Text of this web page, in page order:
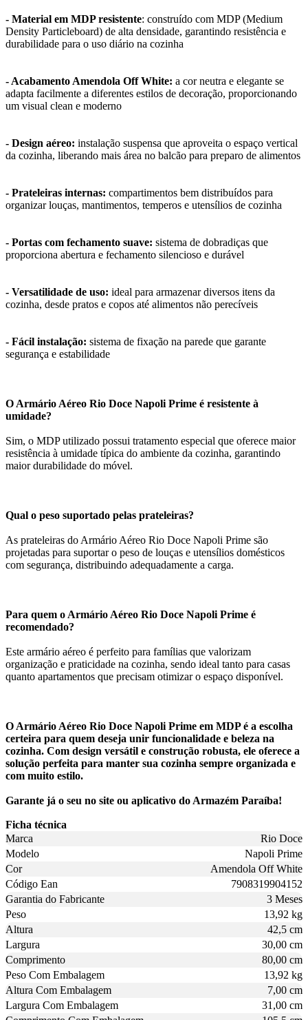
- Material em MDP resistente: construído com MDP (Medium
Density Particleboard) de alta densidade, garantindo resistência e
durabilidade para o uso diário na cozinha
- Acabamento Amendola Off White: a cor neutra e elegante se
adapta facilmente a diferentes estilos de decoração, proporcionando
um visual clean e moderno
- Design aéreo: instalação suspensa que aproveita o espaço vertical
da cozinha, liberando mais área no balcão para preparo de alimentos
- Prateleiras internas: compartimentos bem distribuídos para
organizar louças, mantimentos, temperos e utensílios de cozinha
- Portas com fechamento suave: sistema de dobradiças que
proporciona abertura e fechamento silencioso e durável
- Versatilidade de uso: ideal para armazenar diversos itens da
cozinha, desde pratos e copos até alimentos não perecíveis
- Fácil instalação: sistema de fixação na parede que garante
segurança e estabilidade
O Armário Aéreo Rio Doce Napoli Prime é resistente à
umidade?
Sim, o MDP utilizado possui tratamento especial que oferece maior
resistência à umidade típica do ambiente da cozinha, garantindo
maior durabilidade do móvel.
Qual o peso suportado pelas prateleiras?
As prateleiras do Armário Aéreo Rio Doce Napoli Prime são
projetadas para suportar o peso de louças e utensílios domésticos
com segurança, distribuindo adequadamente a carga.
Para quem o Armário Aéreo Rio Doce Napoli Prime é
recomendado?
Este armário aéreo é perfeito para famílias que valorizam
organização e praticidade na cozinha, sendo ideal tanto para casas
quanto apartamentos que precisam otimizar o espaço disponível.
O Armário Aéreo Rio Doce Napoli Prime em MDP é a escolha
certeira para quem deseja unir funcionalidade e beleza na
cozinha. Com design versátil e construção robusta, ele oferece a
solução perfeita para manter sua cozinha sempre organizada e
com muito estilo.
Garante já o seu no site ou aplicativo do Armazém Paraíba!
Ficha técnica
Marca
Rio Doce
Modelo
Napoli Prime
Cor
Amendola Off White
Código Ean
7908319904152
Garantia do Fabricante
3 Meses
Peso
13,92 kg
Altura
42,5 cm
Largura
30,00 cm
Comprimento
80,00 cm
Peso Com Embalagem
13,92 kg
Altura Com Embalagem
7,00 cm
Largura Com Embalagem
31,00 cm